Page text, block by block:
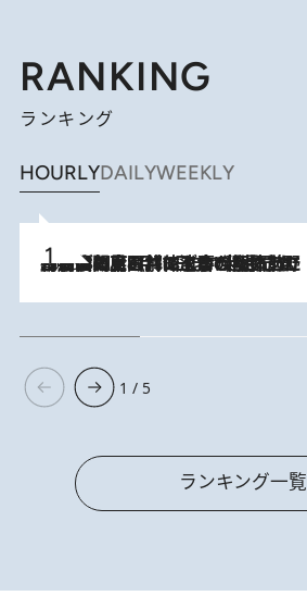
RANKING
ランキング
HOURLYDAILYWEEKLY
2026.8.8
「最後に見られてよかった」上野動物園の東園パンダ舎が解体前に特別公開。8月16日まで延長されたパネル展と共に辿る“半世紀”のパンダ飼育《解体工事の図面あり》
1 / 5
ランキング一覧